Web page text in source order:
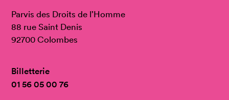
Parvis des Droits de l’Homme
88 rue Saint Denis
92700 Colombes
Billetterie
01 56 05 00 76